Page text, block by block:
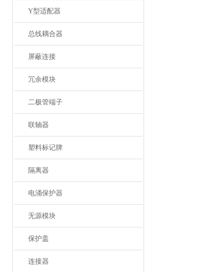
Y型适配器
总线耦合器
屏蔽连接
冗余模块
二极管端子
联轴器
塑料标记牌
隔离器
电涌保护器
无源模块
保护盖
连接器